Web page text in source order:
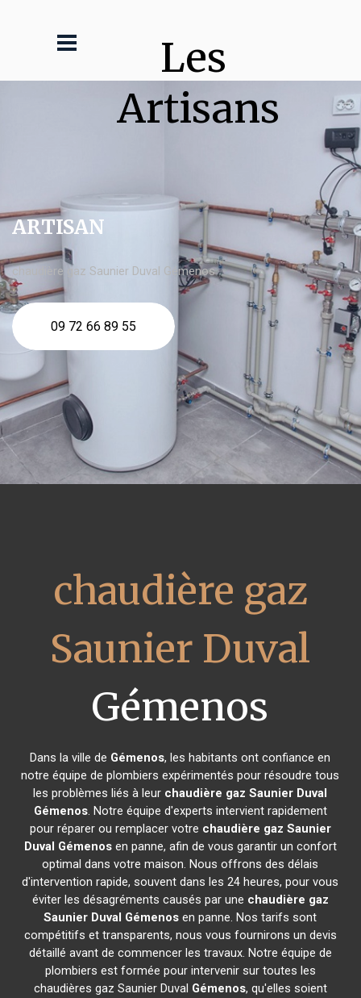
Les
Artisans
ARTISAN
chaudière gaz Saunier Duval Gémenos
09 72 66 89 55
chaudière gaz
Saunier Duval
Gémenos
Dans la ville de Gémenos, les habitants ont confiance en
notre équipe de plombiers expérimentés pour résoudre tous
les problèmes liés à leur chaudière gaz Saunier Duval
Gémenos. Notre équipe d'experts intervient rapidement
pour réparer ou remplacer votre chaudière gaz Saunier
Duval Gémenosen panne, afin de vous garantir un confort
optimal dans votre maison. Nous offrons des délais
d'intervention rapide, souvent dans les 24 heures, pour vous
éviter les désagréments causés par une chaudière gaz
Saunier Duval Gémenos en panne. Nos tarifs sont
compétitifs et transparents, nous vous fournirons un devis
détaillé avant de commencer les travaux. Notre équipe de
plombiers est formée pour intervenir sur toutes les
chaudières gaz Saunier Duval Gémenos, qu'elles soient